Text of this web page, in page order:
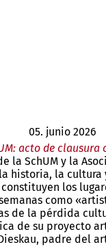
05. junio 2026
acto de clausura
SchUM y la
historia, la
los
como
la pérdida
de su proyecto
padre del